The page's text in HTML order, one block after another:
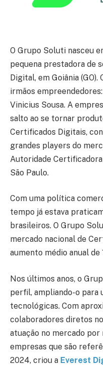
O Grupo Soluti nasceu
pequena prestadora de
Digital, em Goiânia
irmãos
Vinicius Sousa. A
salto ao se tornar
Certificados Digitais,
grandes players do
Autoridade
São Paulo.
Com uma política
tempo já estava
brasileiros. O Grupo
mercado nacional de
aumento médio anual de
Nos últimos anos, o
perfil, ampliando-o para
tecnológicas. Com
colaboradores diretos
atuação no mercado por
empresas que são
2024, criou a Everest